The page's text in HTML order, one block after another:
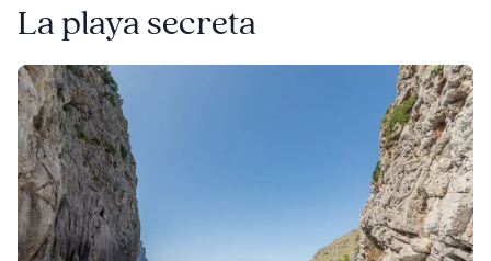
La playa secreta